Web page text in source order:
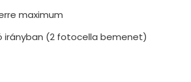
maximum
irányban (2 fotocella bemenet)